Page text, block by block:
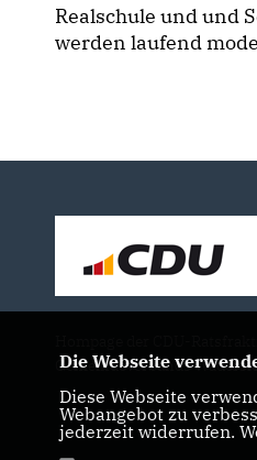
Realschule und und
werden laufend
Gemeindeverbands
Die Webseite
Diese Webseite
Webangebot zu
jederzeit widerrufen.